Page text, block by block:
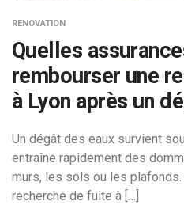
RENOVATION
Quelles
rembourser une
à Lyon après un
Un dégât des eaux survient
entraîne rapidement des
murs, les sols ou les
recherche de fuite à […]